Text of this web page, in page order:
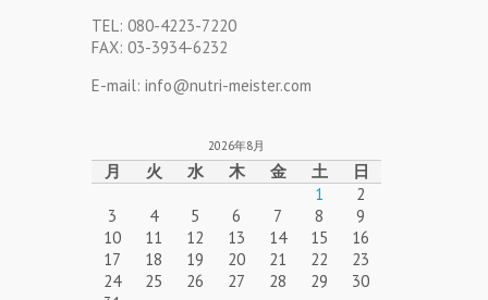
TEL: 080-4223-7220
FAX: 03-3934-6232
E-mail: info@nutri-meister.com
2026年8月
月 火 水 木 金 土
日
1
2
3
4 5 6 7 8
9
10
11 12 13 14 15
16
17
18 19 20 21 22
23
24
25 26 27 28 29
30